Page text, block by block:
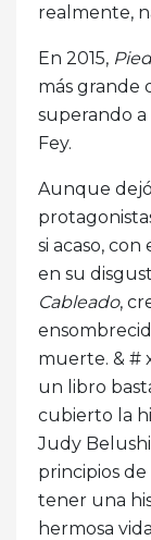
realmente,
En 2015,
más grande
superando
Fey.
Aunque
si acaso,
en su
Cableado,
muerte. & #
un libro
cubierto la
Judy
principios de
tener una
hermosa